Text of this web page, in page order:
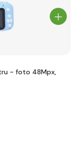
- foto 48Mpx,